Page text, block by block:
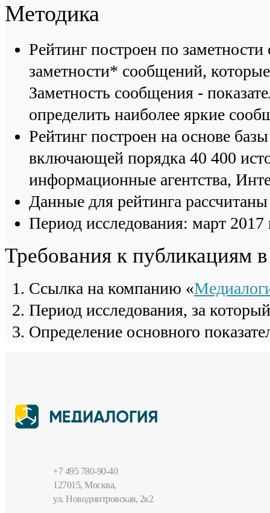
Методика
Рейтинг построен по
заметности* сообщений,
Заметность сообщения -
определить наиболее яркие
Рейтинг построен на основе
включающей порядка 40 400
информационные агентства,
Данные для рейтинга
Период исследования: март 2017
Требования к публикациям
Cсылка на компанию «
Период исследования, за
Определение основного
+7 495 780-90-40
127015, Москва,
ул. Новодмитровская, 2к2